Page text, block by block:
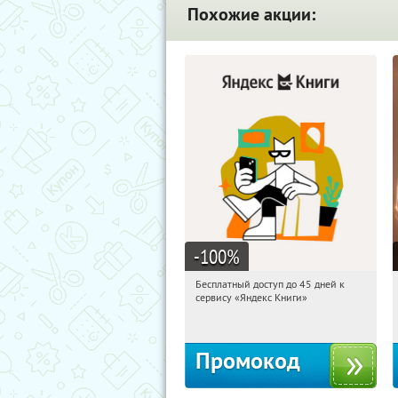
Похожие акции:
-100%
00:50:46
Получи первым!
Бесплатный доступ до 45 дней к
сервису «Яндекс Книги»
Промокод